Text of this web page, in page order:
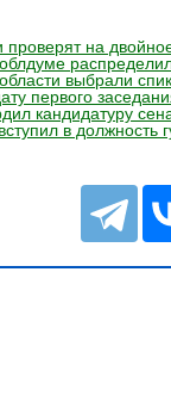
на
выбрали
первого
кандидатуру
в должность